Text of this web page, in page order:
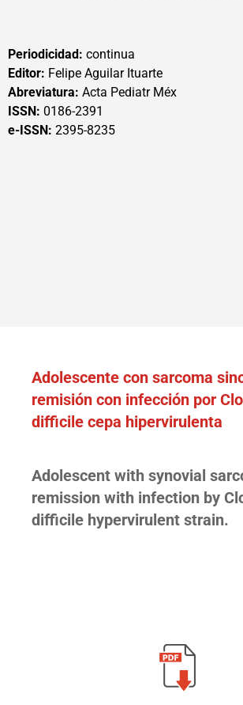
Periodicidad: continua
Editor: Felipe Aguilar Ituarte
Abreviatura: Acta Pediatr Méx
ISSN: 0186-2391
e-ISSN: 2395-8235
Adolescente con sarcoma
remisión con infección por
difficile cepa hipervirulenta
Adolescent with synovial
remission with infection by
difficile hypervirulent strain.